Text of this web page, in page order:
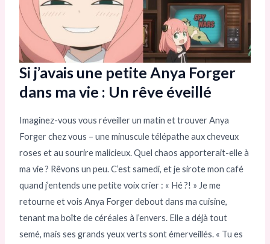
Si j’avais une petite Anya Forger
dans ma vie : Un rêve éveillé
Imaginez-vous vous réveiller un matin et trouver Anya
Forger chez vous – une minuscule télépathe aux cheveux
roses et au sourire malicieux. Quel chaos apporterait-elle à
ma vie ? Rêvons un peu. C’est samedi, et je sirote mon café
quand j’entends une petite voix crier : « Hé ?! » Je me
retourne et vois Anya Forger debout dans ma cuisine,
tenant ma boîte de céréales à l’envers. Elle a déjà tout
semé, mais ses grands yeux verts sont émerveillés. « Tu es